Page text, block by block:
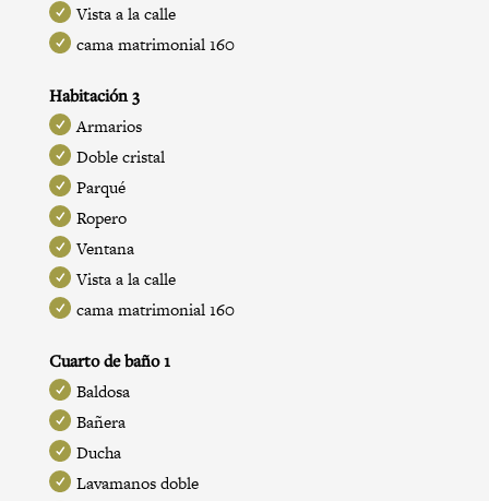
Vista a la calle
cama matrimonial 160
Habitación 3
Armarios
Doble cristal
Parqué
Ropero
Ventana
Vista a la calle
cama matrimonial 160
Cuarto de baño 1
Baldosa
Bañera
Ducha
Lavamanos doble